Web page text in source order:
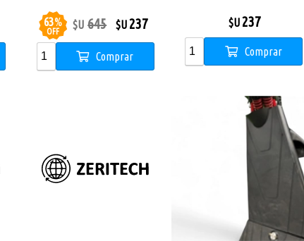
63%
OFF
$U 645 $U237
Comprar
$U237
Comprar